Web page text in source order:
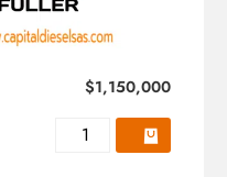
$1,150,000